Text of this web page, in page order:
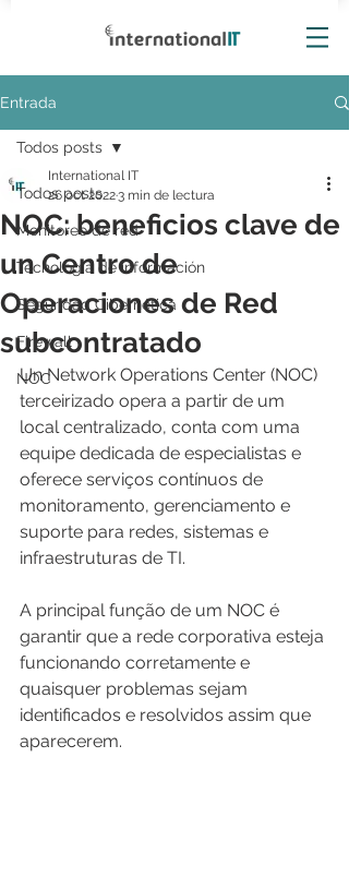
Entrada
Todos posts
Monitoreo de red
Tecnología de información
Seguridad Cibernética
Firewall
NOC
Todos posts
NOC: beneficios clave de
un Centro de
Operaciones de Red
subcontratado
International IT
26 oct 20223 min de lectura
Un Network Operations Center (NOC)
terceirizado opera a partir de um
local centralizado, conta com uma
equipe dedicada de especialistas e
oferece serviços contínuos de
monitoramento, gerenciamento e
suporte para redes, sistemas e
infraestruturas de TI.
A principal função de um NOC é
garantir que a rede corporativa esteja
funcionando corretamente e
quaisquer problemas sejam
identificados e resolvidos assim que
aparecerem.